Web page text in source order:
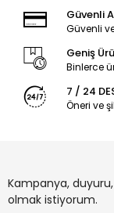
Güvenli
Güvenli
Geniş
Binlerce
7 / 24
Öneri ve
Kampanya,
olmak istiyorum.